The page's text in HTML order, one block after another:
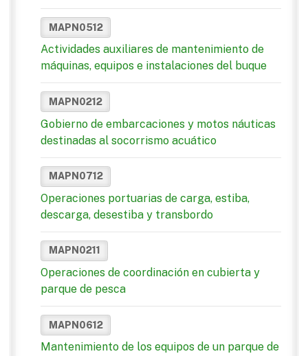
MAPN0512
Actividades auxiliares de mantenimiento de
máquinas, equipos e instalaciones del buque
MAPN0212
Gobierno de embarcaciones y motos náuticas
destinadas al socorrismo acuático
MAPN0712
Operaciones portuarias de carga, estiba,
descarga, desestiba y transbordo
MAPN0211
Operaciones de coordinación en cubierta y
parque de pesca
MAPN0612
Mantenimiento de los equipos de un parque de